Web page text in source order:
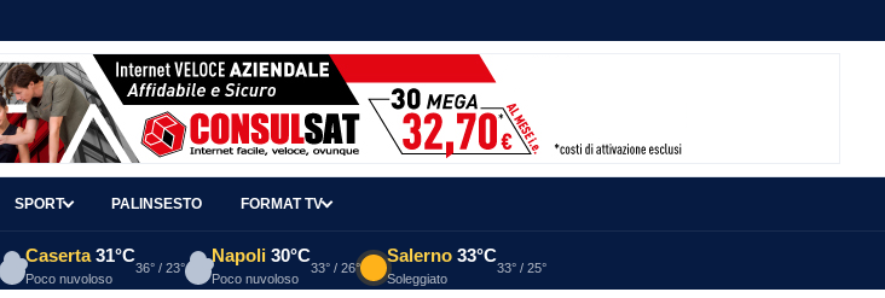
SPORT PALINSESTO FORMAT TV
Caserta 31°C
Poco nuvoloso
36° / 23°
Napoli 30°C
Poco nuvoloso
33° / 26°
Salerno 33°C
Soleggiato
33° / 25°